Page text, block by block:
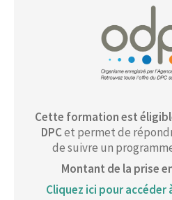
Cette formation est
DPCet permet de
de suivre un
Montant de la prise
Cliquez ici pour